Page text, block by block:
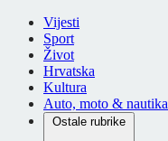
Vijesti
Sport
Život
Hrvatska
Kultura
Auto, moto & nautika
Ostale rubrike